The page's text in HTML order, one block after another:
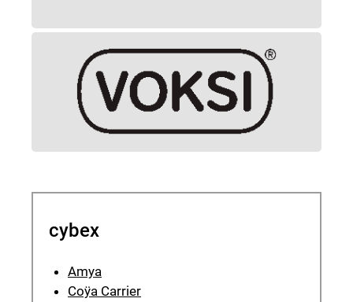
cybex
Amya
Coÿa Carrier